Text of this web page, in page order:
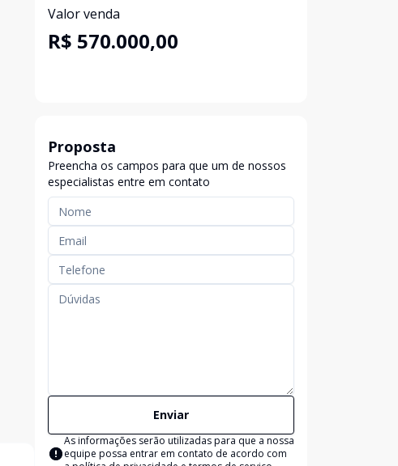
Valor venda
R$ 570.000,00
Proposta
Preencha os campos para que um de nossos
especialistas entre em contato
Enviar
As informações serão utilizadas para que a nossa
equipe possa entrar em contato de acordo com